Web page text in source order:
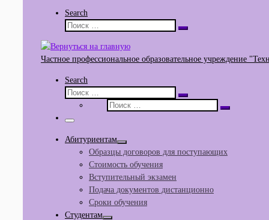
Search
Поиск
Поиск
Частное профессиональное образовательное учреждение
Search
Поиск
Поиск
…
Поиск
Поиск
Меню
Абитуриентам
Образцы договоров для поступающих
Стоимость обучения
Вступительный экзамен
Подача документов дистанционно
Сроки обучения
Студентам